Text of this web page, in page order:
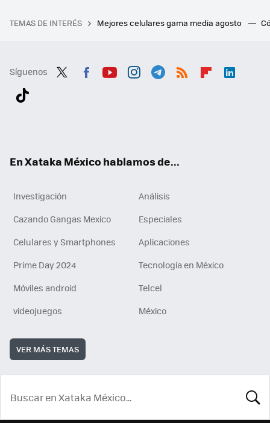
TEMAS DE INTERÉS Mejores celulares gama media agosto
Síguenos
En Xataka México hablamos de...
Investigación
Análisis
Cazando Gangas Mexico
Especiales
Celulares y Smartphones
Aplicaciones
Prime Day 2024
Tecnología en México
Móviles android
Telcel
videojuegos
México
VER MÁS TEMAS